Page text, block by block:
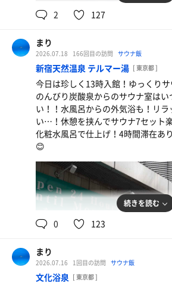
サラダ🥗
めっちゃ食べた！今日はお肉なし
2 127
まり
2026.07.18 166回目の訪問 サウナ飯
新宿天然温泉 テルマー湯 [ 東京都 ]
今日は珍しく13時入館！ゆっくり
のんびり炭酸泉からのサウナ室は
い！！水風呂からの外気浴も！リ
い…！休憩を挟んでサウナ7セット
化粧水風呂で仕上げ！4時間滞在あ
😊
続きを読む
0 123
まり
2026.07.16 1回目の訪問 サウナ飯
文化浴泉 [ 東京都 ]